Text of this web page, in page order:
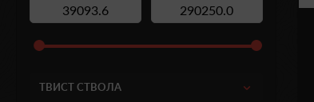
ТВИСТ СТВОЛА